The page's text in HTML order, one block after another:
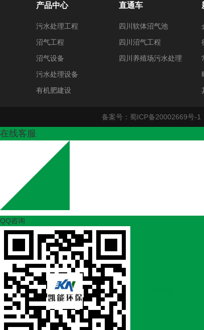
产品中心
污水处理工程
沼气工程
沼气设备
污水处理设备
有机肥建设
直通车
四川软体沼气池
四川沼气工程
四川养殖场污水处理
备案号： 蜀ICP备20002669号-1
在线客服
QQ咨询